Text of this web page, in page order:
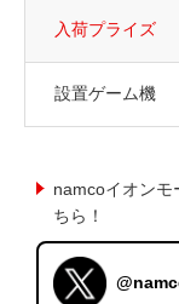
入荷プライズ
設置ゲーム機
namcoイオンモ
ちら！